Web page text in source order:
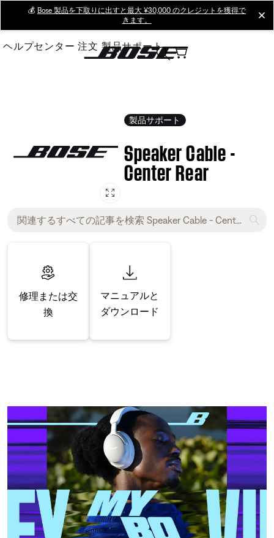
Main
💰 Bose 製品を下取りに出すと最大 ¥30,000 のクレジットを獲得で
きます。
ヘルプセンター 注文 製品サポート
製品サポート
Speaker Cable -
Center Rear
修理または交
換
マニュアルと
ダウンロード